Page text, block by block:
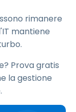
rimanere
mantiene
Prova gratis
la gestione